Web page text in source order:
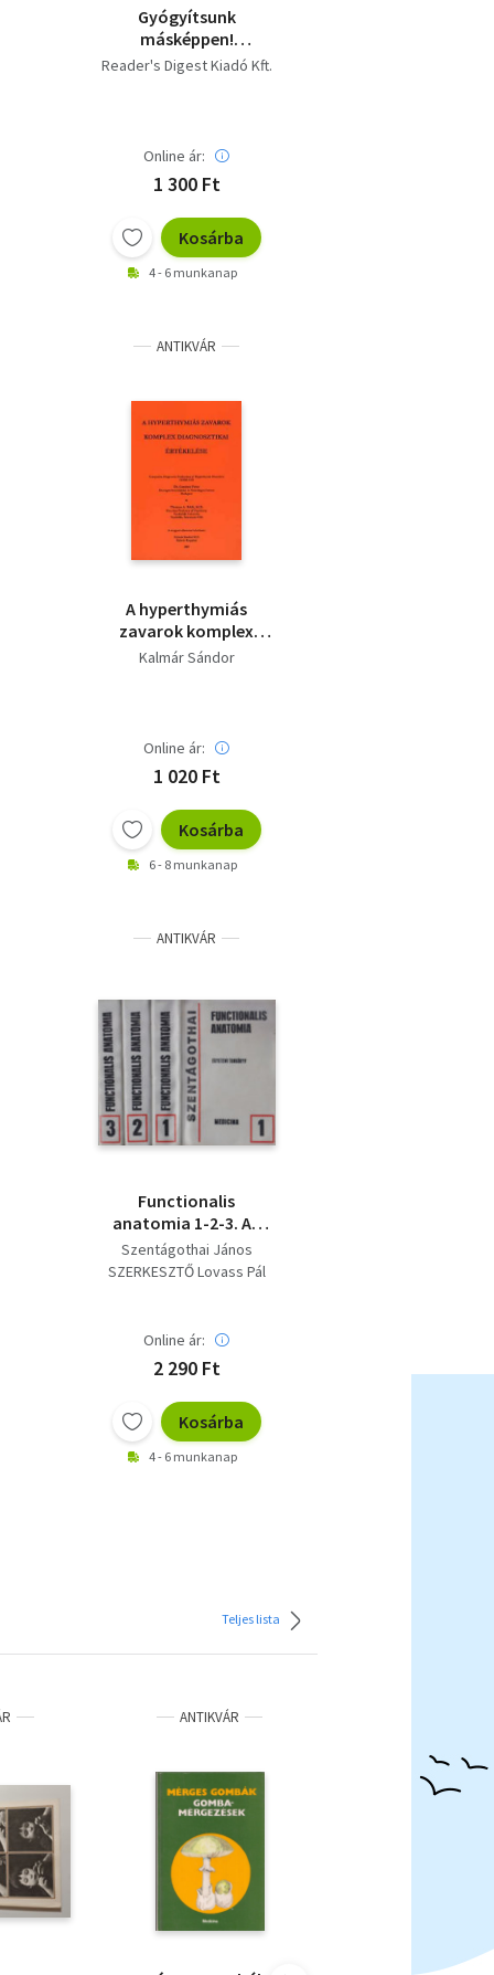
Gyógyítsunk
másképpen!
Párhuzamos utak a
Reader's Digest Kiadó Kft.
Online ár:
1 300 Ft
Kosárba
4 - 6 munkanap
ANTIKVÁR
A hyperthymiás
zavarok komplex
diagnosztikai
Kalmár Sándor
Online ár:
1 020 Ft
Kosárba
6 - 8 munkanap
ANTIKVÁR
Functionalis
anatomia 1-2-3. AZ
EMBER ANATOMIÁJA,
FEJLŐDÉSTANA,
Szentágothai János
SZERKESZTŐ Lovass Pál
Online ár:
2 290 Ft
Kosárba
4 - 6 munkanap
Teljes lista
ANTIKVÁR